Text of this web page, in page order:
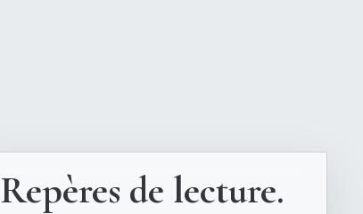
Repères de lecture.